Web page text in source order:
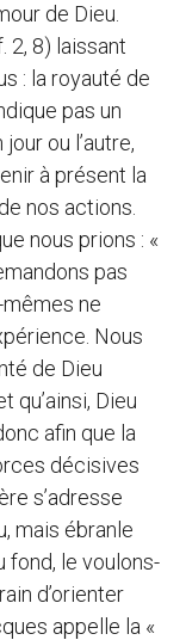
de Dieu.
2, 8) laissant
: la royauté de
pas un
ou l’autre,
à présent la
nos actions.
nous prions : «
pas
mêmes ne
Nous
de Dieu
qu’ainsi, Dieu
afin que la
décisives
s’adresse
mais ébranle
le voulons-
d’orienter
appelle la «